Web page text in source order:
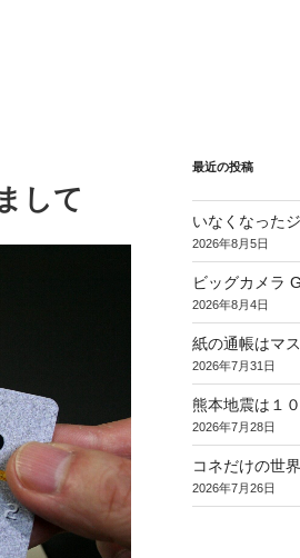
して
最近の投稿
いなくなった
2026年8月5日
ビッグカメラ
2026年8月4日
紙の通帳はマ
2026年7月31日
熊本地震は１
2026年7月28日
コネだけの世界
2026年7月26日